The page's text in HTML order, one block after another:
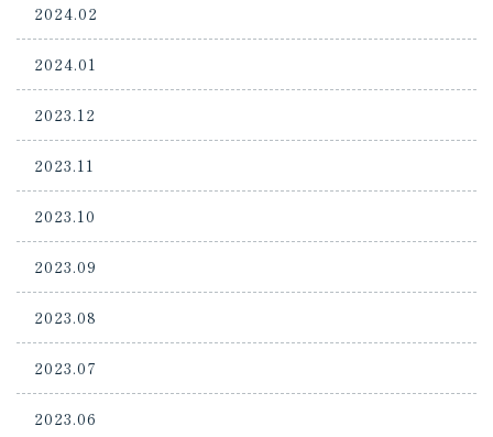
2024.02
2024.01
2023.12
2023.11
2023.10
2023.09
2023.08
2023.07
2023.06